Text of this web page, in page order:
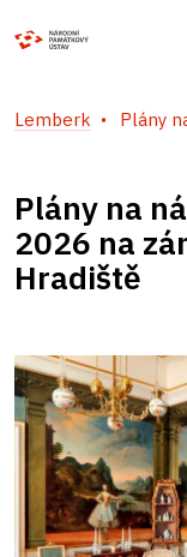
Lemberk Plány
Plány na
2026 na
Hradiště